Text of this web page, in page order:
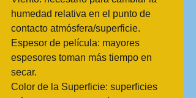
humedad relativa en el punto de
contacto atmósfera/superficie.
Espesor de película: mayores
espesores toman más tiempo en
secar.
Color de la Superficie: superficies